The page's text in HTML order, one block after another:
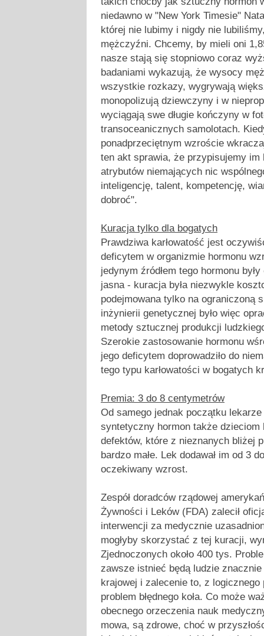
niedawno w "New York Timesie"
której nie lubimy i nigdy nie
mężczyźni. Chcemy, by mieli oni
nasze stają się stopniowo coraz
badaniami wykazują, że wysocy
wszystkie rozkazy, wygrywają
monopolizują dziewczyny i w
wyciągają swe długie kończyny w
transoceanicznych samolotach.
ponadprzeciętnym wzroście
ten akt sprawia, że przypisujemy
atrybutów niemających nic
inteligencję, talent, kompetencję,
dobroć".
Kuracja tylko dla bogatych
Prawdziwa karłowatość jest
deficytem w organizmie hormonu
jedynym źródłem tego hormonu
jasna - kuracja była niezwykle
podejmowana tylko na ograniczoną
inżynierii genetycznej było więc
metody sztucznej produkcji
Szerokie zastosowanie hormonu
jego deficytem doprowadziło do
tego typu karłowatości w bogatych
Premia: 3 do 8 centymetrów
Od samego jednak początku
syntetyczny hormon także dzieciom
defektów, które z nieznanych bliżej
bardzo małe. Lek dodawał im od 3
oczekiwany wzrost.
Zespół doradców rządowej
Żywności i Leków (FDA) zalecił
interwencji za medycznie
mogłyby skorzystać z tej kuracji,
Zjednoczonych około 400 tys.
zawsze istnieć będą ludzie
krajowej i zalecenie to, z
problem błędnego koła. Co może
obecnego orzeczenia nauk
mowa, są zdrowe, choć w